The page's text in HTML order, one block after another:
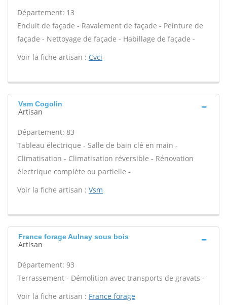
Département: 13
Enduit de façade - Ravalement de façade - Peinture de
façade - Nettoyage de façade - Habillage de façade -
Voir la fiche artisan : Cvci
Vsm Cogolin
Artisan
Département: 83
Tableau électrique - Salle de bain clé en main -
Climatisation - Climatisation réversible - Rénovation
électrique complète ou partielle -
Voir la fiche artisan : Vsm
France forage Aulnay sous bois
Artisan
Département: 93
Terrassement - Démolition avec transports de gravats -
Voir la fiche artisan : France forage